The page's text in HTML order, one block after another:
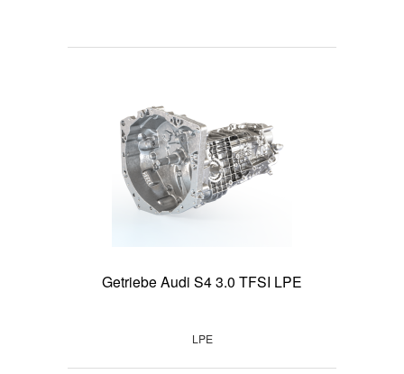
Getriebe Audi S4 3.0 TFSI LPE
LPE